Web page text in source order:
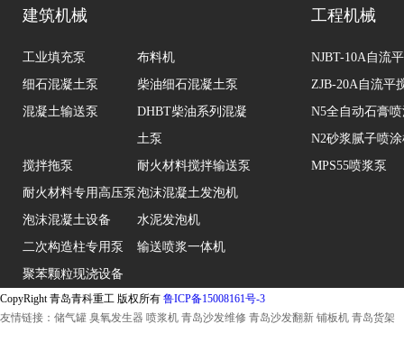
建筑机械
工业填充泵
布料机
细石混凝土泵
柴油细石混凝土泵
混凝土输送泵
DHBT柴油系列混凝
土泵
搅拌拖泵
耐火材料搅拌输送泵
耐火材料专用高压泵 泡沫混凝土发泡机
泡沫混凝土设备
水泥发泡机
二次构造柱专用泵
输送喷浆一体机
聚苯颗粒现浇设备
工程机械
NJBT-10A自流
ZJB-20A自流平
N5全自动石膏
N2砂浆腻子喷
MPS55喷浆泵
CopyRight 青岛青科重工 版权所有 鲁ICP备15008161号-3
友情链接： 储气罐 臭氧发生器 喷浆机 青岛沙发维修 青岛沙发翻新 铺板机 青岛货架